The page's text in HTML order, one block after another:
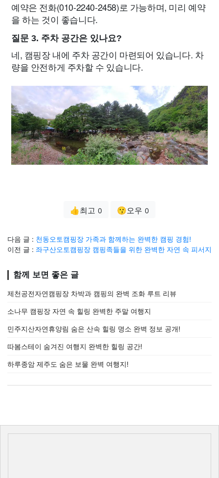
예약은 전화(010-2240-2458)로 가능하며, 미리 예약
을 하는 것이 좋습니다.
질문 3. 주차 공간은 있나요?
네, 캠핑장 내에 주차 공간이 마련되어 있습니다. 차
량을 안전하게 주차할 수 있습니다.
👍최고 0 😗오우 0
다음 글 : 천동오토캠핑장 가족과 함께하는 완벽한 캠핑 경험!
이전 글 : 좌구산오토캠핑장 캠핑족들을 위한 완벽한 자연 속 피서지
함께 보면 좋은 글
제천공전자연캠핑장 차박과 캠핑의 완벽 조화 루트 리뷰
소나무 캠핑장 자연 속 힐링 완벽한 주말 여행지
민주지산자연휴양림 숨은 산속 힐링 명소 완벽 정보 공개!
따봄스테이 숨겨진 여행지 완벽한 힐링 공간!
하루종암 제주도 숨은 보물 완벽 여행지!